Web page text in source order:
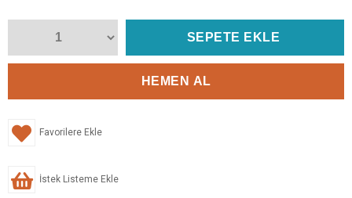
Favorilere Ekle
İstek Listeme Ekle